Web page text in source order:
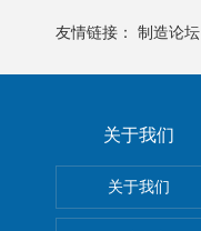
友情链接： 制造论坛
关于我们
关于我们